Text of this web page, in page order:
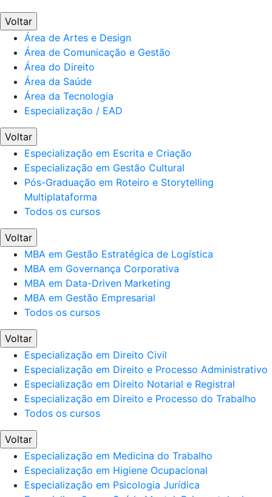
Voltar
Área de Artes e Design
Área de Comunicação e Gestão
Área do Direito
Área da Saúde
Área da Tecnologia
Especialização / EAD
Voltar
Especialização em Escrita e Criação
Especialização em Gestão Cultural
Pós-Graduação em Roteiro e Storytelling
Multiplataforma
Todos os cursos
Voltar
MBA em Gestão Estratégica de Logística
MBA em Governança Corporativa
MBA em Data-Driven Marketing
MBA em Gestão Empresarial
Todos os cursos
Voltar
Especialização em Direito Civil
Especialização em Direito e Processo Administrativo
Especialização em Direito Notarial e Registral
Especialização em Direito e Processo do Trabalho
Todos os cursos
Voltar
Especialização em Medicina do Trabalho
Especialização em Higiene Ocupacional
Especialização em Psicologia Jurídica